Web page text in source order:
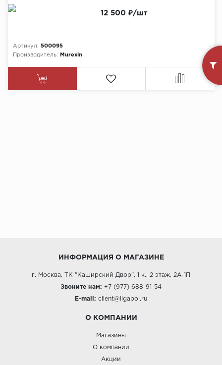
Артикул: 500095
Производитель:
Murexin
12 500 ₽/шт
ИНФОРМАЦИЯ О МАГАЗИНЕ
г. Москва, ТК "Каширский Двор", 1 к., 2 этаж, 2А-1П
Звоните нам: +7 (977) 688-91-54
E-mail: client@ligapol.ru
О КОМПАНИИ
Магазины
О компании
Акции